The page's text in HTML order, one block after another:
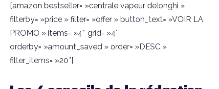
[amazon bestseller= »centrale vapeur delonghi »
filterby= »price » filter= »offer » button_text= »VOIR LA
PROMO » items= »4″ grid= »4″
orderby= »amount_saved » order= »DESC »
filter_items= »20″]